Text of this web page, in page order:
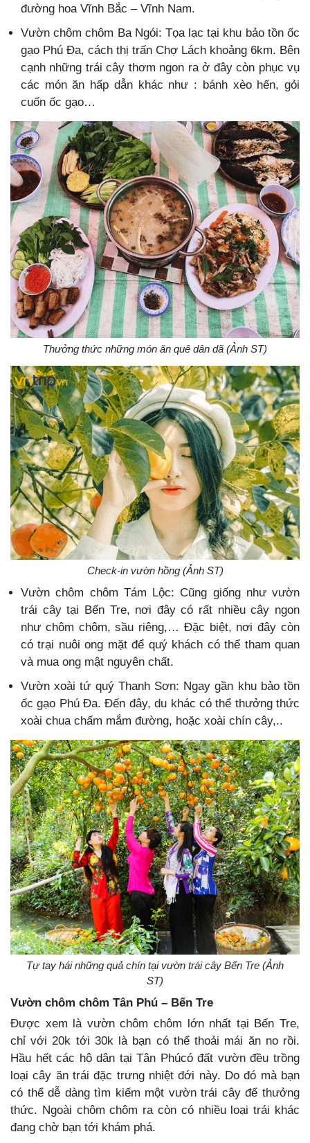
đường hoa Vĩnh Bắc – Vĩnh Nam.
Vườn chôm chôm Ba Ngói: Tọa lạc tại khu bảo tồn ốc
gạo Phú Đa, cách thị trấn Chợ Lách khoảng 6km. Bên
cạnh những trái cây thơm ngon ra ở đây còn phục vụ
các món ăn hấp dẫn khác như : bánh xèo hến, gỏi
cuốn ốc gạo…
Thưởng thức những món ăn quê dân dã (Ảnh ST)
Check-in vườn hồng (Ảnh ST)
Vườn chôm chôm Tám Lộc: Cũng giống như vườn
trái cây tại Bến Tre, nơi đây có rất nhiều cây ngon
như chôm chôm, sầu riêng,… Đặc biệt, nơi đây còn
có trại nuôi ong mặt để quý khách có thể tham quan
và mua ong mật nguyên chất.
Vườn xoài tứ quý Thanh Sơn: Ngay gần khu bảo tồn
ốc gạo Phú Đa. Đến đây, du khác có thể thưởng thức
xoài chua chấm mắm đường, hoặc xoài chín cây,..
Tự tay hái những quả chín tại vườn trái cây Bến Tre (Ảnh
ST)
Vườn chôm chôm Tân Phú – Bến Tre
Được xem là vườn chôm chôm lớn nhất tại Bến Tre,
chỉ với 20k tới 30k là bạn có thể thoải mái ăn no rồi.
Hầu hết các hộ dân tại Tân Phúcó đất vườn đều trồng
loại cây ăn trái đặc trưng nhiệt đới này. Do đó mà bạn
có thể dễ dàng tìm kiếm một vườn trái cây để thưởng
thức. Ngoài chôm chôm ra còn có nhiều loại trái khác
đang chờ bạn tới khám phá.